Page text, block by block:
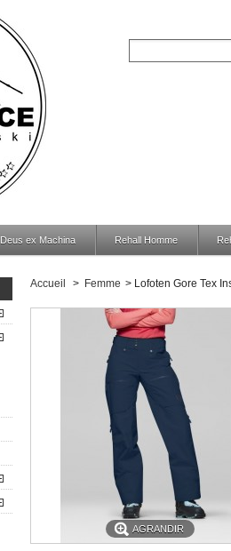
Deus ex Machina Rehall Homme
Accueil > Femme > Lofoten Gore Tex
AGRANDIR